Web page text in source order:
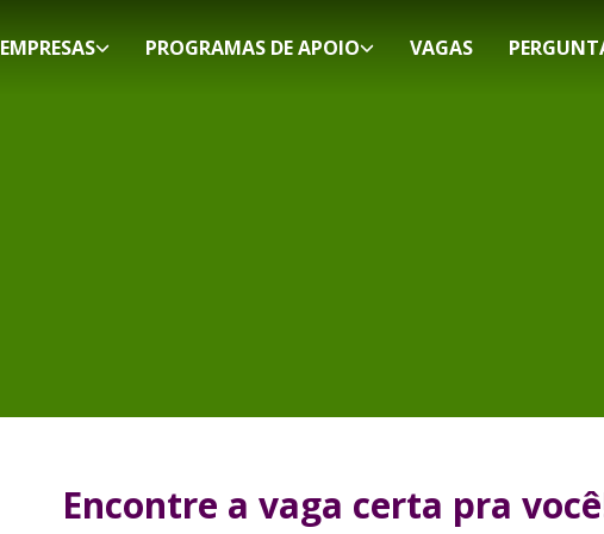
EMPRESAS PROGRAMAS DE APOIO VAGAS
Encontre a vaga certa pra